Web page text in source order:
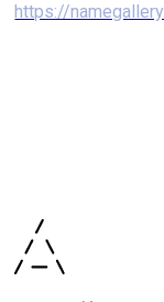
https://